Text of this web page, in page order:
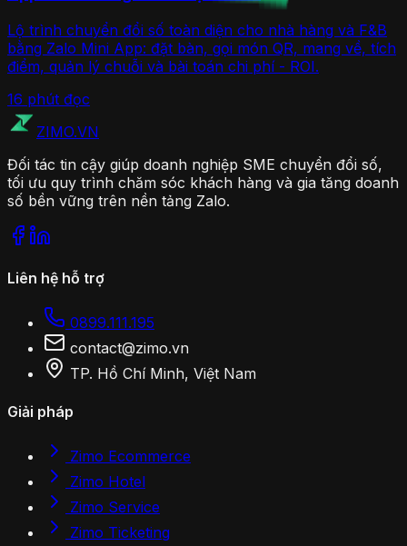
Lộ trình chuyển đổi số toàn diện cho nhà hàng và F&B
bằng Zalo Mini App: đặt bàn, gọi món QR, mang về, tích
điểm, quản lý chuỗi và bài toán chi phí - ROI.
16 phút đọc
ZIMO.VN
Đối tác tin cậy giúp doanh nghiệp SME chuyển đổi số,
tối ưu quy trình chăm sóc khách hàng và gia tăng doanh
số bền vững trên nền tảng Zalo.
Liên hệ hỗ trợ
0899.111.195
contact@zimo.vn
TP. Hồ Chí Minh, Việt Nam
Giải pháp
Zimo Ecommerce
Zimo Hotel
Zimo Service
Zimo Ticketing